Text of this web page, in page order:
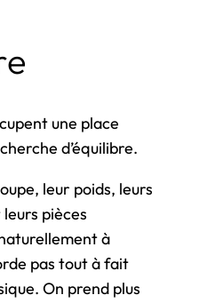
une place
d’équilibre.
leur poids, leurs
pièces
à
pas tout à fait
On prend plus